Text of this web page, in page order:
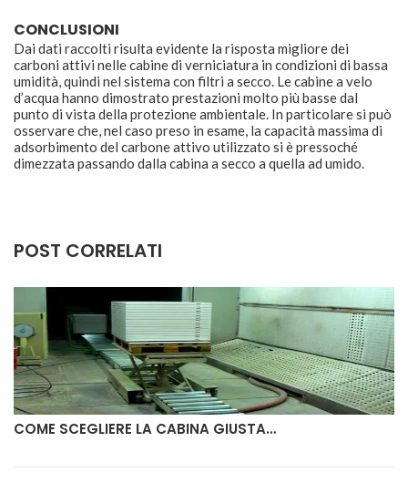
CONCLUSIONI
Dai dati raccolti risulta evidente la risposta migliore dei
carboni attivi nelle cabine di verniciatura in condizioni di bassa
umidità, quindi nel sistema con filtri a secco. Le cabine a velo
d’acqua hanno dimostrato prestazioni molto più basse dal
punto di vista della protezione ambientale. In particolare si può
osservare che, nel caso preso in esame, la capacità massima di
adsorbimento del carbone attivo utilizzato si è pressoché
dimezzata passando dalla cabina a secco a quella ad umido.
POST CORRELATI
COME SCEGLIERE LA CABINA GIUSTA…